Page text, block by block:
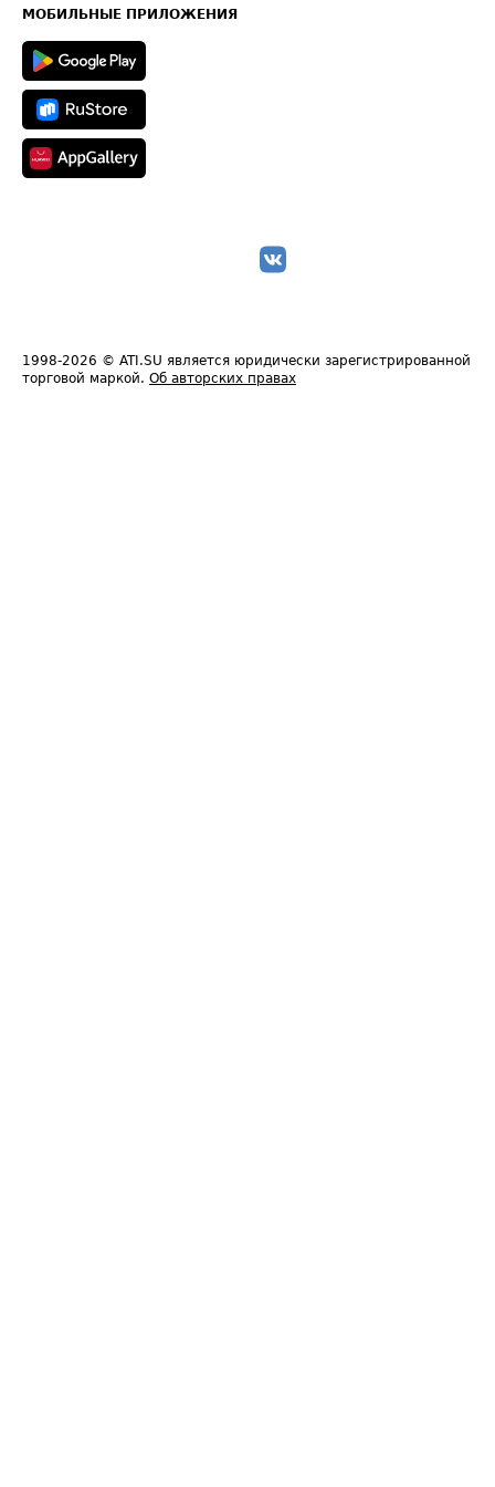
Техническая информация
МОБИЛЬНЫЕ ПРИЛОЖЕНИЯ
1998-2026 © ATI.SU является юридически зарегистрированной
торговой маркой. Об авторских правах